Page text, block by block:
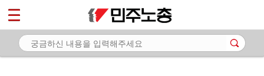
마이페이지
소개